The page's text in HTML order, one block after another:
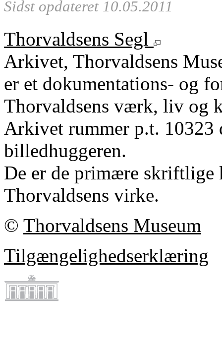
Sidst opdateret 10.05.2011
Thorvaldsens Segl
Arkivet, Thorvaldsens
er et dokumentations- og
Thorvaldsens værk, liv og
Arkivet rummer p.t.
billedhuggeren.
De er de primære
Thorvaldsens virke.
© Thorvaldsens Museum
Tilgængelighedserklæring